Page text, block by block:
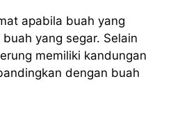
apabila buah yang
yang segar. Selain
memiliki kandungan
dengan buah